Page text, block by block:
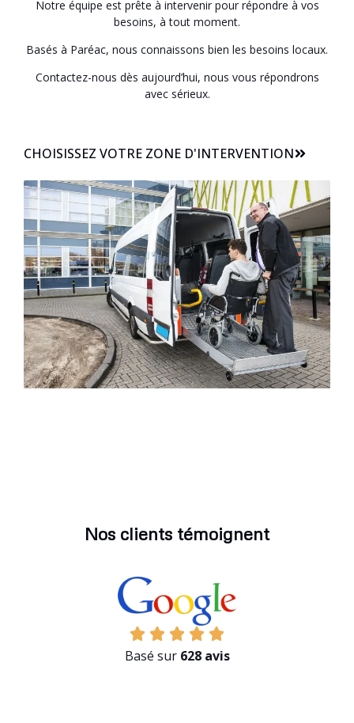
Notre équipe est prête à intervenir pour répondre à vos
besoins, à tout moment.
Basés à Paréac, nous connaissons bien les besoins locaux.
Contactez-nous dès aujourd’hui, nous vous répondrons
avec sérieux.
CHOISISSEZ VOTRE ZONE D'INTERVENTION
Nos clients témoignent
Basé sur 628 avis